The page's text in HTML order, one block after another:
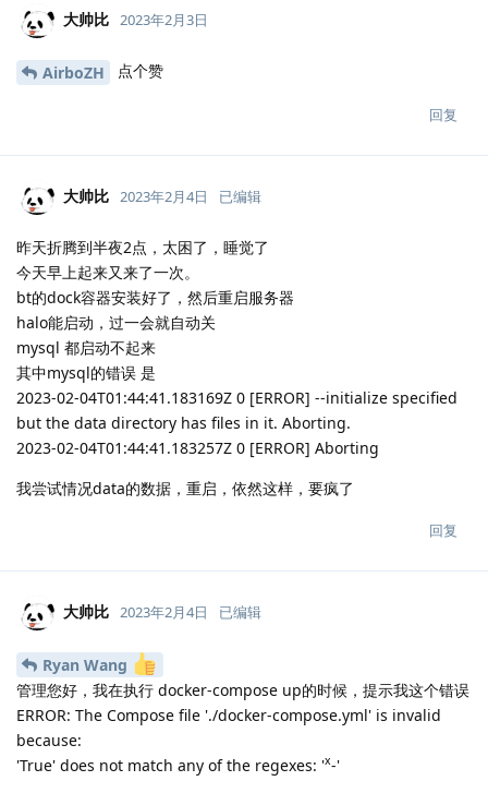
大帅比 2023年2月3日
AirboZH 点个赞
回复
大帅比 2023年2月4日 已编辑
昨天折腾到半夜2点，太困了，睡觉了
今天早上起来又来了一次。
bt的dock容器安装好了，然后重启服务器
halo能启动，过一会就自动关
mysql 都启动不起来
其中mysql的错误 是
2023-02-04T01:44:41.183169Z 0 [ERROR] --initialize specified
but the data directory has files in it. Aborting.
2023-02-04T01:44:41.183257Z 0 [ERROR] Aborting
我尝试情况data的数据，重启，依然这样，要疯了
回复
大帅比 2023年2月4日 已编辑
Ryan Wang
管理您好，我在执行 docker-compose up的时候，提示我这个错误
ERROR: The Compose file './docker-compose.yml' is invalid
because:
'True' does not match any of the regexes: 'x-'